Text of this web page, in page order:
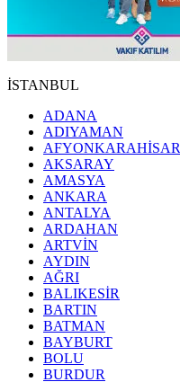
İSTANBUL
ADANA
ADIYAMAN
AFYONKARAHİSAR
AKSARAY
AMASYA
ANKARA
ANTALYA
ARDAHAN
ARTVİN
AYDIN
AĞRI
BALIKESİR
BARTIN
BATMAN
BAYBURT
BOLU
BURDUR